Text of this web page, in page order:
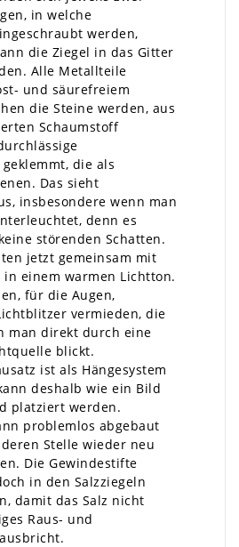
in welche
werden,
die Ziegel in das Gitter
Alle Metallteile
und säurefreiem
die Steine werden, aus
Schaumstoff
die als
Das sieht
insbesondere wenn man
denn es
störenden Schatten.
jetzt gemeinsam mit
in einem warmen Lichtton.
für die Augen,
vermieden, die
man direkt durch eine
blickt.
ist als Hängesystem
deshalb wie ein Bild
platziert werden.
problemlos abgebaut
Stelle wieder neu
Die Gewindestifte
in den Salzziegeln
damit das Salz nicht
Raus- und